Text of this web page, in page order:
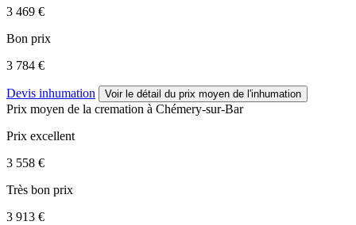
3 469 €
Bon prix
3 784 €
Devis inhumation Voir le détail du prix moyen de l'inhumation
Prix moyen de la cremation à Chémery-sur-Bar
Prix excellent
3 558 €
Très bon prix
3 913 €